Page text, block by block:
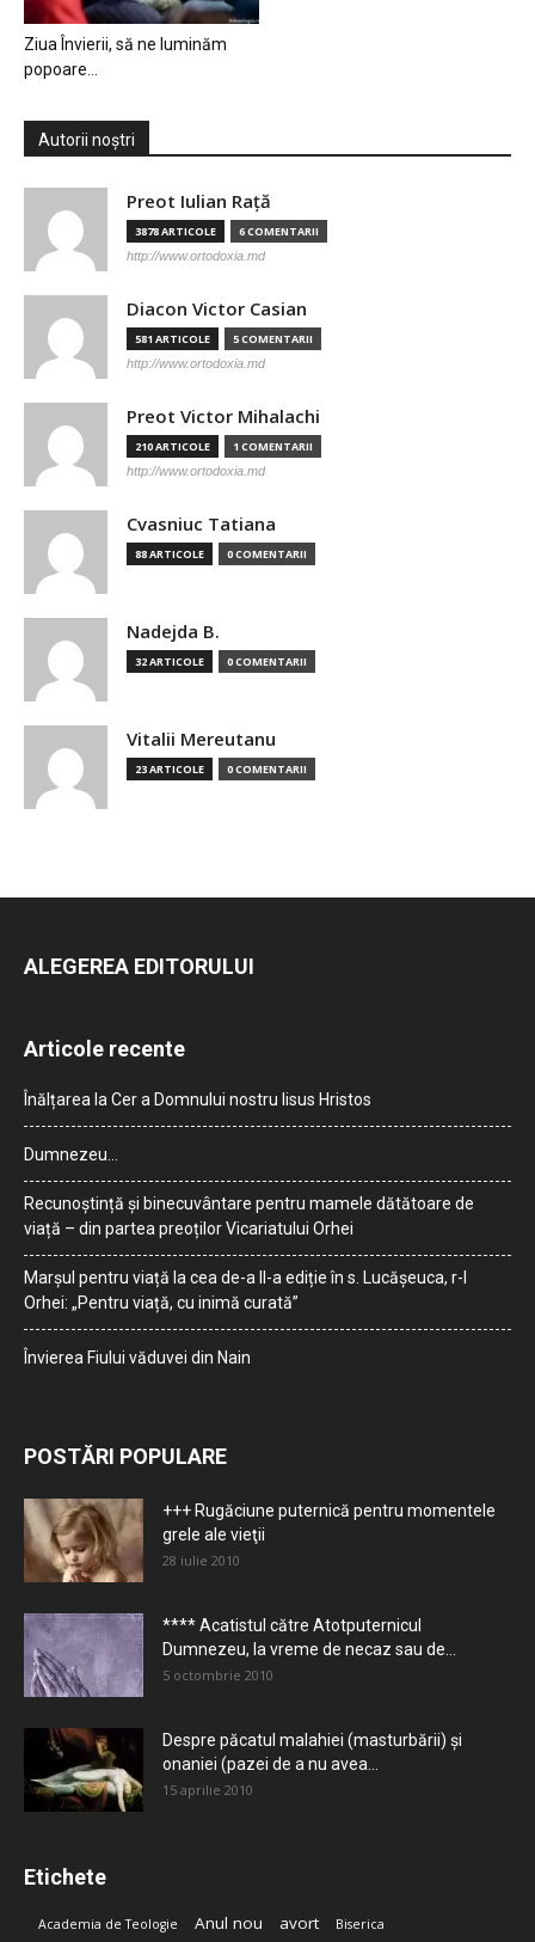
Ziua Învierii, să ne luminăm
popoare…
Autorii noștri
Preot Iulian Raţă
3878 ARTICOLE 6 COMENTARII
http://www.ortodoxia.md
Diacon Victor Casian
581 ARTICOLE 5 COMENTARII
http://www.ortodoxia.md
Preot Victor Mihalachi
210 ARTICOLE 1 COMENTARII
http://www.ortodoxia.md
Cvasniuc Tatiana
88 ARTICOLE 0 COMENTARII
Nadejda B.
32 ARTICOLE 0 COMENTARII
Vitalii Mereutanu
23 ARTICOLE 0 COMENTARII
ALEGEREA EDITORULUI
Articole recente
Înălțarea la Cer a Domnului nostru Iisus Hristos
Dumnezeu…
Recunoștință și binecuvântare pentru mamele dătătoare de
viață – din partea preoților Vicariatului Orhei
Marșul pentru viață la cea de-a II-a ediție în s. Lucășeuca, r-l
Orhei: „Pentru viață, cu inimă curată”
Învierea Fiului văduvei din Nain
POSTĂRI POPULARE
+++ Rugăciune puternică pentru momentele
grele ale vieţii
28 iulie 2010
**** Acatistul către Atotputernicul
Dumnezeu, la vreme de necaz sau de...
5 octombrie 2010
Despre păcatul malahiei (masturbării) şi
onaniei (pazei de a nu avea...
15 aprilie 2010
Etichete
Academia de Teologie Anul nou avort Biserica